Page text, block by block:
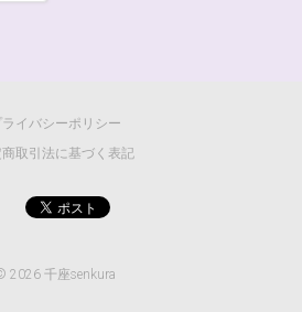
ライバシーポリシー
取引法に基づく表記
2026 千座senkura